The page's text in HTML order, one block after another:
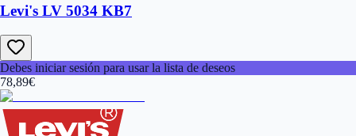
Levi's LV 5034 KB7
Debes iniciar sesión para usar la lista de deseos
78,89€